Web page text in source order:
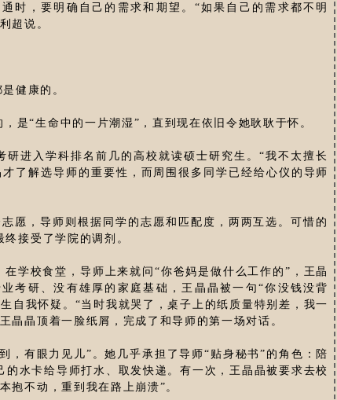
时，要明确自己的需求和期望。“如果自己的需求都不明
超说。
健康的。
是“生命中的一片潮湿”，直到现在依旧令她耿耿于怀。
研进入学科排名前几的高校就读硕士研究生。“我不太擅长
了解选导师的重要性，而周围很多同学已经给心仪的导师
愿，导师则根据同学的志愿和匹配度，两两互选。可惜的
接受了学院的调剂。
学校食堂，导师上来就问“你爸妈是做什么工作的”，王晶
考研、没有雄厚的家庭基础，王晶晶被一句“你没钱没背
自我怀疑。“当时我就哭了，桌子上的纸质量特别差，我一
晶晶顶着一脸纸屑，完成了和导师的第一场对话。
，有眼力见儿”。她几乎承担了导师“贴身秘书”的角色：陪
水卡给导师打水、取发快递。有一次，王晶晶被要求去校
抱不动，重到我在路上崩溃”。